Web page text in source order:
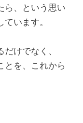
ら、という思い
います。
けでなく、
とを、これから